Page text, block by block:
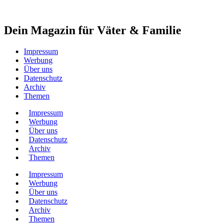
Dein Magazin für Väter & Familie
Impressum
Werbung
Über uns
Datenschutz
Archiv
Themen
Impressum
Werbung
Über uns
Datenschutz
Archiv
Themen
Impressum
Werbung
Über uns
Datenschutz
Archiv
Themen